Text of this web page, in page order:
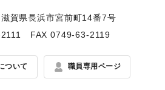
賀県⻑浜市宮前町14番7号
FAX 0749-63-2119
ついて 職員専用ページ